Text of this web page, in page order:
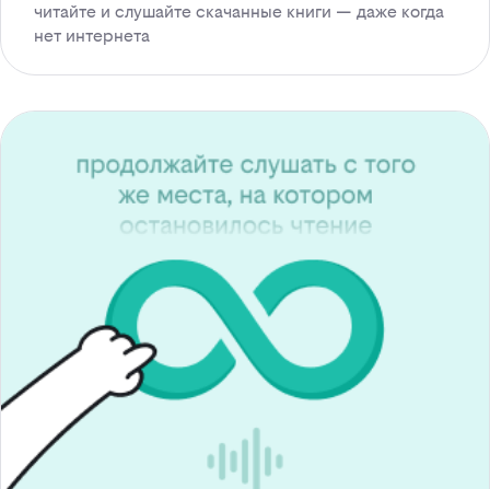
читайте и слушайте скачанные книги — даже когда
нет интернета